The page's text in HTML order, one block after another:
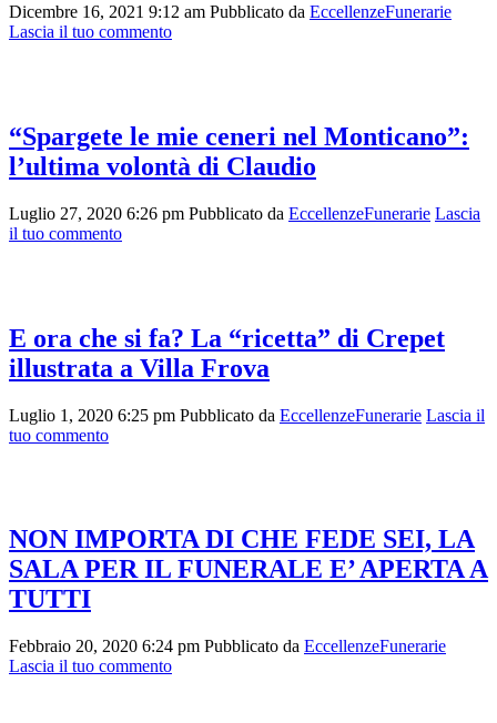
Dicembre 16, 2021 9:12 am Pubblicato da EccellenzeFunerarie
Lascia il tuo commento
“Spargete le mie ceneri nel Monticano”:
l’ultima volontà di Claudio
Luglio 27, 2020 6:26 pm Pubblicato da EccellenzeFunerarie Lascia
il tuo commento
E ora che si fa? La “ricetta” di Crepet
illustrata a Villa Frova
Luglio 1, 2020 6:25 pm Pubblicato da EccellenzeFunerarie Lascia il
tuo commento
NON IMPORTA DI CHE FEDE SEI, LA
SALA PER IL FUNERALE E’ APERTA A
TUTTI
Febbraio 20, 2020 6:24 pm Pubblicato da EccellenzeFunerarie
Lascia il tuo commento